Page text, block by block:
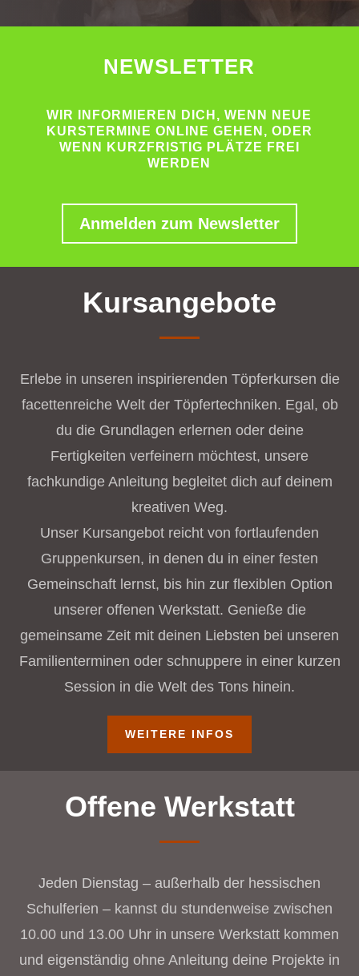
NEWSLETTER
WIR INFORMIEREN DICH, WENN NEUE
KURSTERMINE ONLINE GEHEN, ODER
WENN KURZFRISTIG PLÄTZE FREI
WERDEN
Anmelden zum Newsletter
Kursangebote
Erlebe in unseren inspirierenden Töpferkursen die
facettenreiche Welt der Töpfertechniken. Egal, ob
du die Grundlagen erlernen oder deine
Fertigkeiten verfeinern möchtest, unsere
fachkundige Anleitung begleitet dich auf deinem
kreativen Weg.
Unser Kursangebot reicht von fortlaufenden
Gruppenkursen, in denen du in einer festen
Gemeinschaft lernst, bis hin zur flexiblen Option
unserer offenen Werkstatt. Genieße die
gemeinsame Zeit mit deinen Liebsten bei unseren
Familienterminen oder schnuppere in einer kurzen
Session in die Welt des Tons hinein.
WEITERE INFOS
Offene Werkstatt
Jeden Dienstag – außerhalb der hessischen
Schulferien – kannst du stundenweise zwischen
10.00 und 13.00 Uhr in unsere Werkstatt kommen
und eigenständig ohne Anleitung deine Projekte in